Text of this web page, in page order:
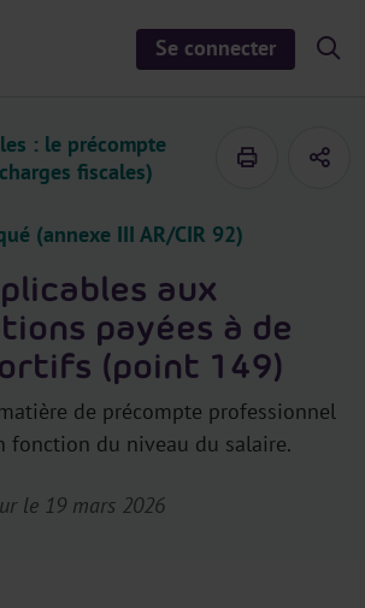
Se connecter
S
i
: le précompte
fiscales)
(annexe III AR/CIR 92)
aux
payées à de
(point 149)
de précompte professionnel
fonction du niveau du salaire.
le 19 mars 2026